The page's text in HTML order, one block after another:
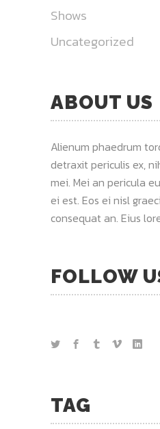
Shows
Uncategorized
ABOUT US
Alienum phaedrum
detraxit periculis ex,
mei. Mei an pericula
ei est. Eos ei nisl
consequat an. Eius
FOLLOW
TAG